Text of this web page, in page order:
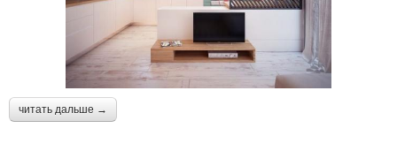
читать дальше →